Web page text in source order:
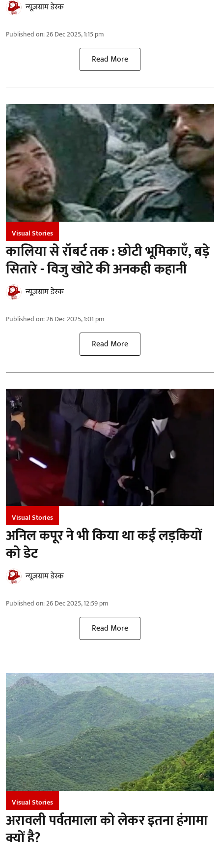
न्यूज़ग्राम डेस्क
Published on:26 Dec 2025, 1:15 pm
Read More
Visual Stories
कालिया से रॉबर्ट तक : छोटी भूमिकाएँ, बड़े
सितारे - विजु खोटे की अनकही कहानी
न्यूज़ग्राम डेस्क
Published on:26 Dec 2025, 1:01 pm
Read More
Visual Stories
अनिल कपूर ने भी किया था कई लड़कियों
को डेट
न्यूज़ग्राम डेस्क
Published on:26 Dec 2025, 12:59 pm
Read More
Visual Stories
अरावली पर्वतमाला को लेकर इतना हंगामा